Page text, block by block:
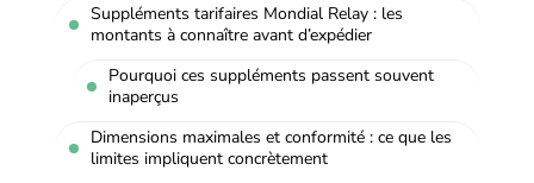
Suppléments tarifaires Mondial Relay : les
montants à connaître avant d’expédier
Pourquoi ces suppléments passent souvent
inaperçus
Dimensions maximales et conformité : ce que les
limites impliquent concrètement